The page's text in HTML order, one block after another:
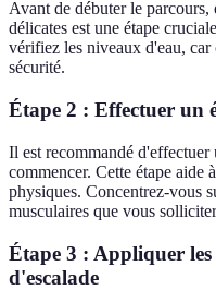
Avant de débuter le parcours,
délicates est une étape
vérifiez les niveaux d'eau,
sécurité.
Étape 2 : Effectuer un
Il est recommandé d'effectuer
commencer. Cette étape aide
physiques. Concentrez-vous
musculaires que vous
Étape 3 : Appliquer les
d'escalade